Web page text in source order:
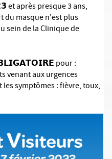
et après presque 3 ans,
du masque n'est plus
sein de la Clinique de
pour :
venant aux urgences
symptômes : fièvre, toux,